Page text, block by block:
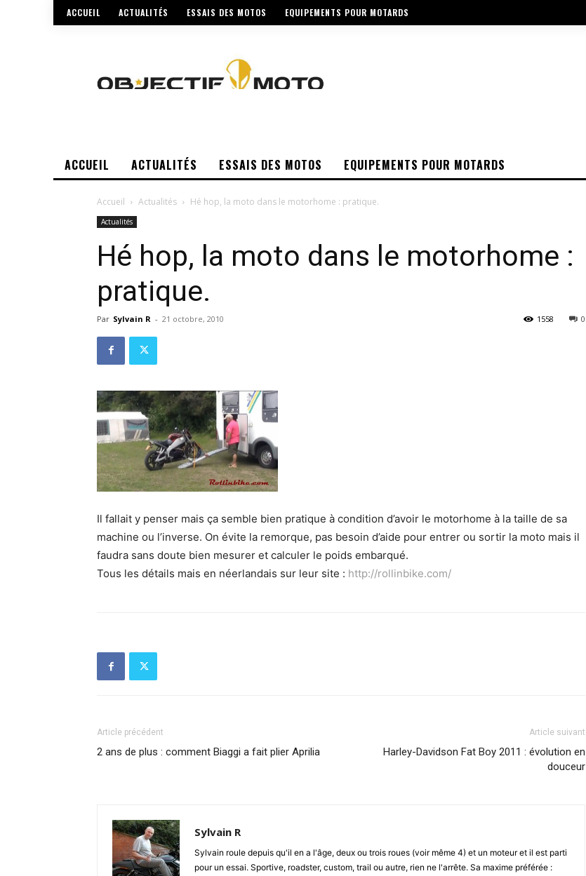
ACCUEIL ACTUALITÉS ESSAIS DES MOTOS EQUIPEMENTS POUR MOTARDS
ACCUEIL ACTUALITÉS ESSAIS DES MOTOS EQUIPEMENTS POUR MOTARDS
Accueil Actualités Hé hop, la moto dans le motorhome : pratique.
Actualités
Hé hop, la moto dans le motorhome :
pratique.
Par Sylvain R - 21 octobre, 2010 0
1558
Il fallait y penser mais ça semble bien pratique à condition d’avoir le motorhome à la taille de sa
machine ou l’inverse. On évite la remorque, pas besoin d’aide pour entrer ou sortir la moto mais il
faudra sans doute bien mesurer et calculer le poids embarqué.
Tous les détails mais en néerlandais sur leur site : http://rollinbike.com/
Article précédent
2 ans de plus : comment Biaggi a fait plier Aprilia
Article suivant
Harley-Davidson Fat Boy 2011 : évolution en
douceur
Sylvain R
Sylvain roule depuis qu'il en a l'âge, deux ou trois roues (voir même 4) et un moteur et il est parti
pour un essai. Sportive, roadster, custom, trail ou autre, rien ne l'arrête. Sa maxime préférée :